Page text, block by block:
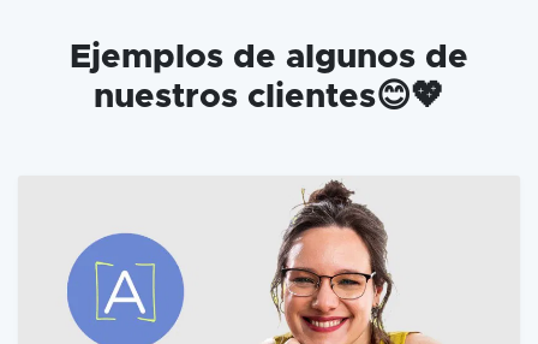
Ejemplos de algunos de
nuestros clientes😊💖